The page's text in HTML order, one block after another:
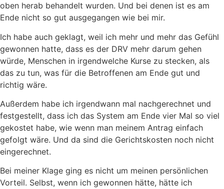
oben herab behandelt wurden. Und bei denen ist es am
Ende nicht so gut ausgegangen wie bei mir.
Ich habe auch geklagt, weil ich mehr und mehr das Gefühl
gewonnen hatte, dass es der DRV mehr darum gehen
würde, Menschen in irgendwelche Kurse zu stecken, als
das zu tun, was für die Betroffenen am Ende gut und
richtig wäre.
Außerdem habe ich irgendwann mal nachgerechnet und
festgestellt, dass ich das System am Ende vier Mal so viel
gekostet habe, wie wenn man meinem Antrag einfach
gefolgt wäre. Und da sind die Gerichtskosten noch nicht
eingerechnet.
Bei meiner Klage ging es nicht um meinen persönlichen
Vorteil. Selbst, wenn ich gewonnen hätte, hätte ich